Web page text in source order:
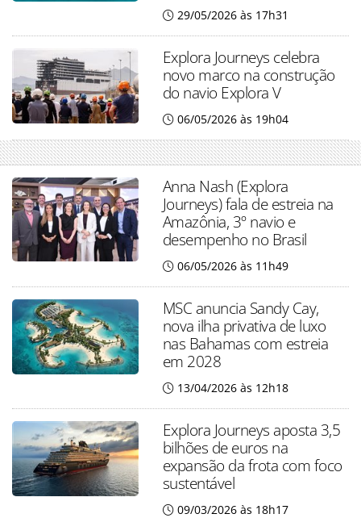
29/05/2026 às 17h31
Explora Journeys celebra
novo marco na construção
do navio Explora V
06/05/2026 às 19h04
Anna Nash (Explora
Journeys) fala de estreia na
Amazônia, 3º navio e
desempenho no Brasil
06/05/2026 às 11h49
MSC anuncia Sandy Cay,
nova ilha privativa de luxo
nas Bahamas com estreia
em 2028
13/04/2026 às 12h18
Explora Journeys aposta 3,5
bilhões de euros na
expansão da frota com foco
sustentável
09/03/2026 às 18h17